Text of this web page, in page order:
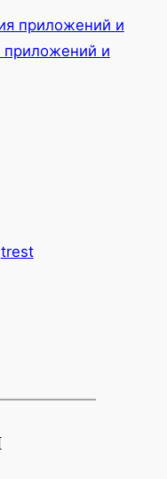
приложений и
trest